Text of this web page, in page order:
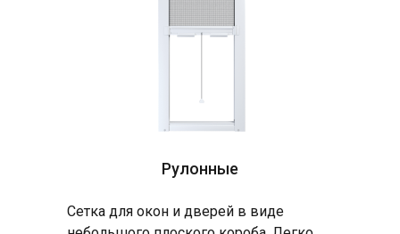
Рулонные
Сетка для окон и дверей в виде